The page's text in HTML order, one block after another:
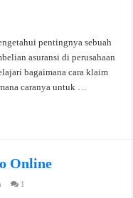
pentingnya sebuah
asuransi di perusahaan
bagaimana cara klaim
caranya untuk …
Online
1